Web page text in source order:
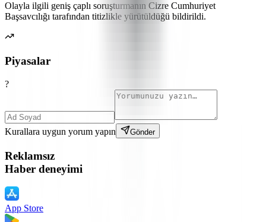
Olayla ilgili geniş çaplı soruşturmanın Cizre Cumhuriyet
Başsavcılığı tarafından titizlikle yürütüldüğü bildirildi.
Piyasalar
?
Kurallara uygun yorum yapın Gönder
Reklamsız
Haber deneyimi
App Store